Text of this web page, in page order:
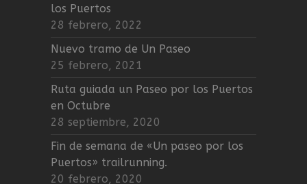
los Puertos
28 febrero, 2022
Nuevo tramo de Un Paseo
25 febrero, 2021
Ruta guiada un Paseo por los Puertos
en Octubre
28 septiembre, 2020
Fin de semana de «Un paseo por los
Puertos» trailrunning.
20 febrero, 2020